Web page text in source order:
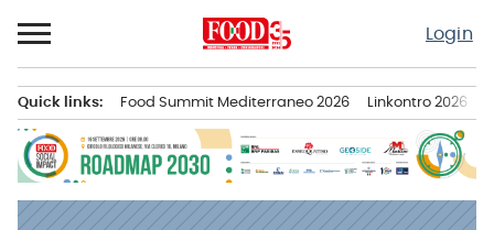
al
contenuto
Login
principale
Quick links: Food Summit Mediterraneo 2026 Linkontro 2026